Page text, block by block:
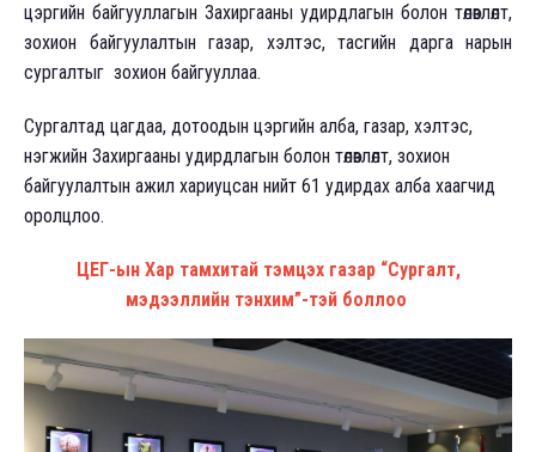
цэргийн байгууллагын Захиргааны удирдлагын болон төлөвлөлт,
зохион байгуулалтын газар, хэлтэс, тасгийн дарга нарын
сургалтыг зохион байгууллаа.
Сургалтад цагдаа, дотоодын цэргийн алба, газар, хэлтэс,
нэгжийн Захиргааны удирдлагын болон төлөвлөлт, зохион
байгуулалтын ажил хариуцсан нийт 61 удирдах алба хаагчид
оролцлоо.
ЦЕГ-ын Хар тамхитай тэмцэх газар “Сургалт,
мэдээллийн тэнхим”-тэй боллоо